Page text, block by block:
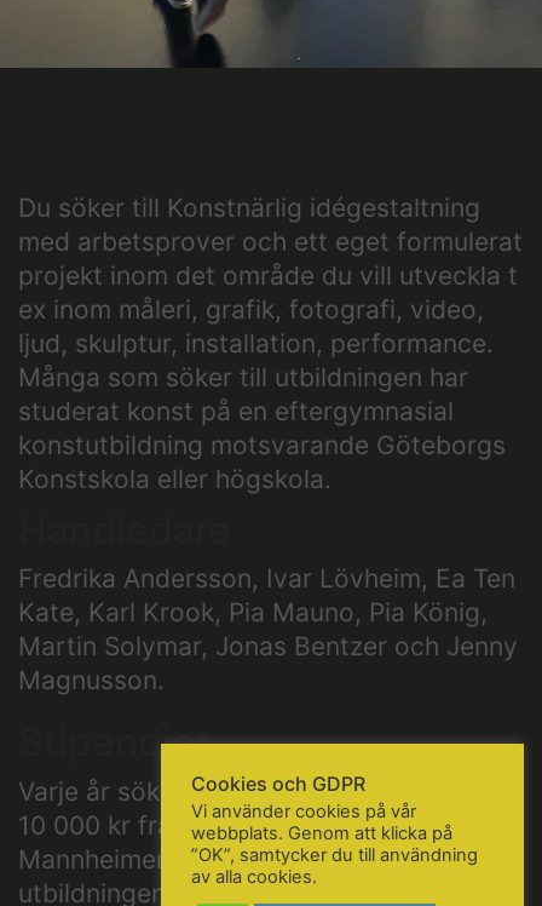
Du söker till Konstnärlig idégestaltning
med arbetsprover och ett eget formulerat
projekt inom det område du vill utveckla t
ex inom måleri, grafik, fotografi, video,
ljud, skulptur, installation, performance.
Många som söker till utbildningen har
studerat konst på en eftergymnasial
konstutbildning motsvarande Göteborgs
Konstskola eller högskola.
Fredrika Andersson, Ivar Lövheim, Ea Ten
Kate, Karl Krook, Pia Mauno, Pia König,
Martin Solymar, Jonas Bentzer och Jenny
Magnusson.
Stipendier
Varje år söker skolan ut ett stipendium på
10 000 kr från Theodor och Hanne
Mannheimers fond till en student på
utbildningen Konstnärlig Idégestaltning.
Som en bra konstskola värnar vi om kreativ
HITTA OSS
Göteborgs konstskola
Första Långgatan 10,
413 03 Göteborg, Sweden
KONTAKTA OSS
Telefon:+46 31 14 80 61
VAD HÄNDER…
Nyhetsbrev? Prenumerera här!
Cookies och GDPR
Vi använder cookies på vår
webbplats. Genom att klicka på
”OK”, samtycker du till användning
av alla cookies.